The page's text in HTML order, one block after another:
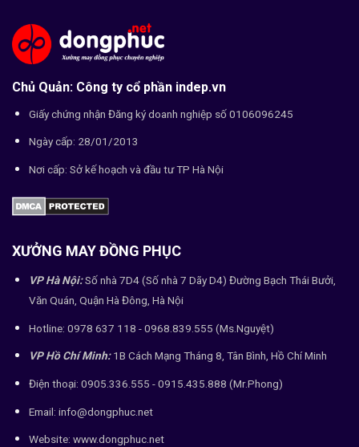
Chủ Quản: Công ty cổ phần indep.vn
Giấy chứng nhận Đăng ký doanh nghiệp số 0106096245
Ngày cấp: 28/01/2013
Nơi cấp: Sở kế hoạch và đầu tư TP Hà Nội
XƯỞNG MAY ĐỒNG PHỤC
VP Hà Nội:Số nhà 7D4 (Số nhà 7 Dãy D4) Đường Bạch Thái Bưởi,
Văn Quán, Quận Hà Đông, Hà Nội
Hotline: 0978 637 118 - 0968.839.555 (Ms.Nguyệt)
VP Hồ Chí Minh:1B Cách Mạng Tháng 8, Tân Bình, Hồ Chí Minh
Điện thoại: 0905.336.555 - 0915.435.888 (Mr.Phong)
Email: info@dongphuc.net
Website: www.dongphuc.net